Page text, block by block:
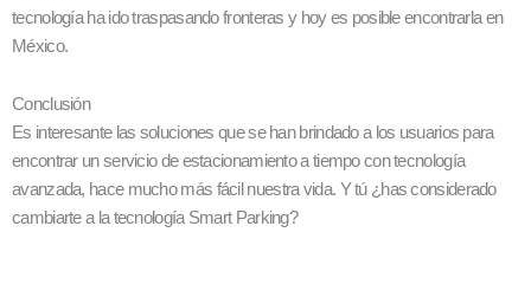
tecnología ha ido traspasando fronteras y hoy es posible encontrarla en
México.
Conclusión
Es interesante las soluciones que se han brindado a los usuarios para
encontrar un servicio de estacionamiento a tiempo con tecnología
avanzada, hace mucho más fácil nuestra vida. Y tú ¿has considerado
cambiarte a la tecnología Smart Parking?